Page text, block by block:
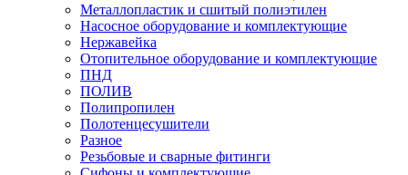
Металлопластик и сшитый полиэтилен
Насосное оборудование и комплектующие
Нержавейка
Отопительное оборудование и комплектующие
ПНД
ПОЛИВ
Полипропилен
Полотенцесушители
Разное
Резьбовые и сварные фитинги